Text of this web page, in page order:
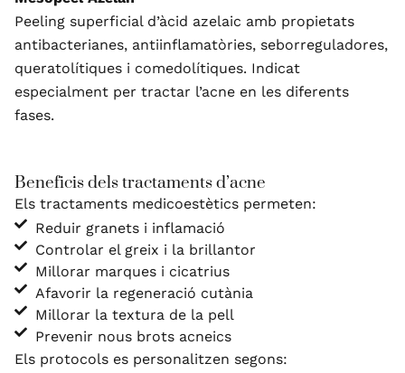
Peeling superficial d’àcid azelaic amb propietats
antibacterianes, antiinflamatòries, seborreguladores,
queratolítiques i comedolítiques. Indicat
especialment per tractar l’acne en les diferents
fases.
Beneficis dels tractaments d’acne
Els tractaments medicoestètics permeten:
Reduir granets i inflamació
Controlar el greix i la brillantor
Millorar marques i cicatrius
Afavorir la regeneració cutània
Millorar la textura de la pell
Prevenir nous brots acneics
Els protocols es personalitzen segons: